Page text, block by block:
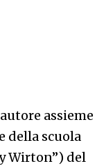
assieme
della scuola
Wirton”) del